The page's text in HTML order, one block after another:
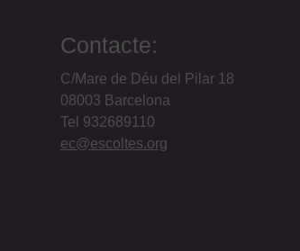
Contacte:
C/Mare de Déu del Pilar 18
08003 Barcelona
Tel 932689110
ec@escoltes.org